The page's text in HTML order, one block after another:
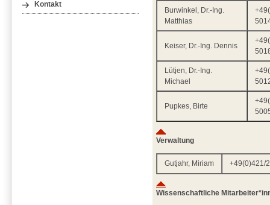
Kontakt
Burwinkel, Dr.-Ing.
Matthias
Keiser, Dr.-Ing. Dennis
Lütjen, Dr.-Ing.
Michael
Pupkes, Birte
Verwaltung
Gutjahr, Miriam +49(0)421/
Wissenschaftliche